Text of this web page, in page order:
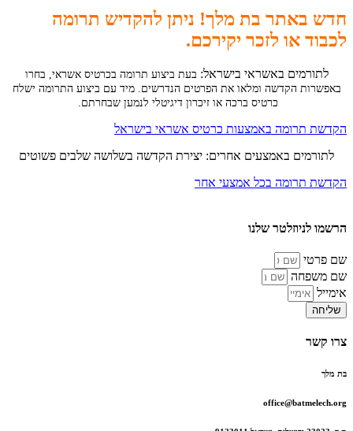
חדש באתר בת מלך! ניתן להקדיש תרומה
לכבוד או לזכר יקירכם.
לתורמים באשראי בישראל: בעת ביצוע תרומה בכרטיס אשראי, בחרו
באפשרות הקדשה ומלאו את הפרטים הנדרשים. מיד עם ביצוע התרומה ישלח
כרטיס ברכה או זיכרון דיגיטלי לנמען שבחרתם.
הקדשת תרומה באמצעות כרטיס אשראי בישראל
לתורמים באמצעים אחרים: יצירת הקדשה בשלושה שלבים פשוטים
הקדשת תרומה בכל אמצעי אחר
הרשמו לניוזלטר שלנו
שם פרטי
שם משפחה
אימייל
שליחה
צרו קשר
בת מלך
office@batmelech.org